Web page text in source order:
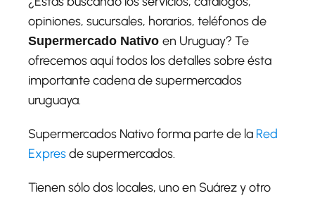
opiniones, sucursales, horarios, teléfonos de
Supermercado Nativo en Uruguay? Te
ofrecemos aquí todos los detalles sobre ésta
importante cadena de supermercados
uruguaya.
Supermercados Nativo forma parte de la Red
Expresde supermercados.
Tienen sólo dos locales, uno en Suárez y otro